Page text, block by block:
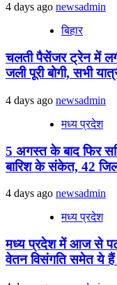
4 days ago newsadmin
बिहार
चलती पैसेंजर ट्रेन में
जली पूरी बोगी, सभी
4 days ago newsadmin
मध्य प्रदेश
5 अगस्त के बाद फिर
बारिश के संकेत, 42
4 days ago newsadmin
मध्य प्रदेश
मध्य प्रदेश में आज से
वेतन विसंगति समेत ये हैं